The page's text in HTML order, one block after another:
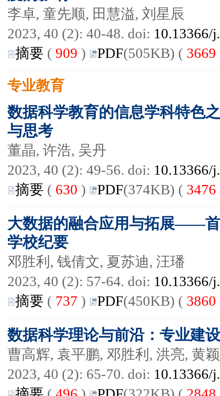
李卓, 童先顺, 田慧溢, 刘星辰
2023, 40 (2): 40-48. doi: 10.13366/
摘要 ( 909 ) PDF(505KB) ( 3669
专业教育
数据科学教育的信息学科特色
与思考
董晶, 许浩, 吴丹
2023, 40 (2): 49-56. doi: 10.13366/
摘要 ( 630 ) PDF(374KB) ( 3476
大数据的融合应用与拓展——
学校纪要
邓胜利, 钱倩文, 夏苏迪, 汪璠
2023, 40 (2): 57-64. doi: 10.13366/
摘要 ( 737 ) PDF(450KB) ( 3860
数据科学理论与前沿：专业建
曹高辉, 袁平鹏, 邓胜利, 洪亮, 黄
2023, 40 (2): 65-70. doi: 10.13366/